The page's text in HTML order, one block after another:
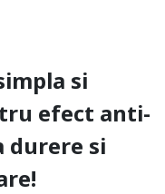
si
efect anti-
durere si